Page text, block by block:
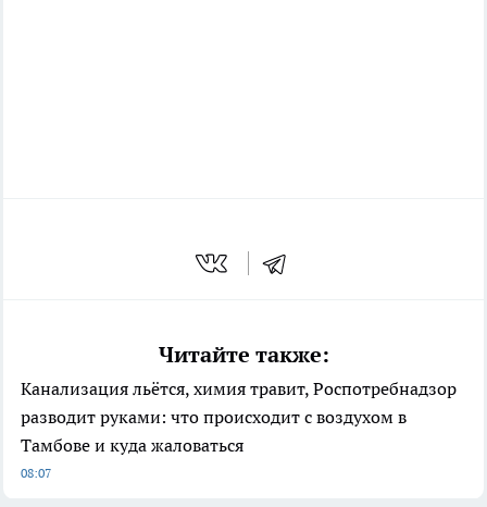
Читайте также:
Канализация льётся, химия травит, Роспотребнадзор
разводит руками: что происходит с воздухом в
Тамбове и куда жаловаться
08:07